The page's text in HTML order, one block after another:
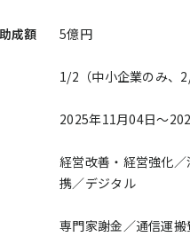
成額 5億円
1/2（中小企業のみ、
2025年11月04日〜
経営改善・経営強化
携／デジタル
専門家謝金／通信運